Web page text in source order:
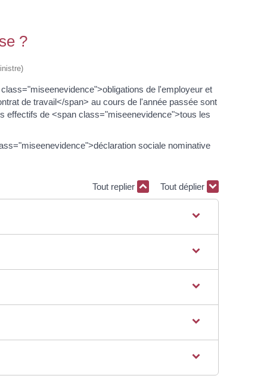
?
de l'employeur et
de travail</span> au cours de l'année passée sont
effectifs de <span class="miseenevidence">tous les
sociale nominative
Tout replier Tout déplier